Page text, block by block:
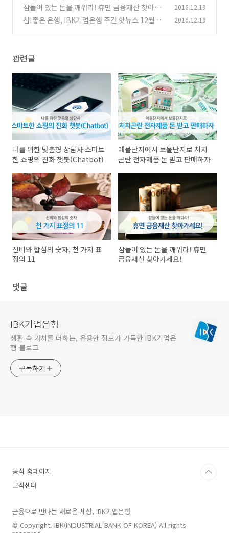
잠들어 있는 돈을 깨워라! 휴면 금융재산 찾아가
세요!
(0)
2016.12.19
참!좋은 은행, IBK기업은행 주간 핫뉴스 12월 2
2016.12.19
관련글
나를 위한 맞춤형 상담사 스마트
한 쇼핑의 진화 챗봇(Chatbot)
애물단지에서 보물단지로 처치
곤란 전자제품 돈 받고 판매하자
신비와 합심의 숫자, 천 가지 표
정의 11
잠들어 있는 돈을 깨워라! 휴면
금융재산 찾아가세요!
댓글
IBK기업은행
생활 속 가치를 더하는, 유용한 정보가 가득한 IBK기업은
행 블로그
구독하기
공식 홈페이지
고객센터
금융으로 만나는 새로운 세상, IBK기업은행
© Copyright. IBK(INDUSTRIAL BANK OF KOREA) All rights